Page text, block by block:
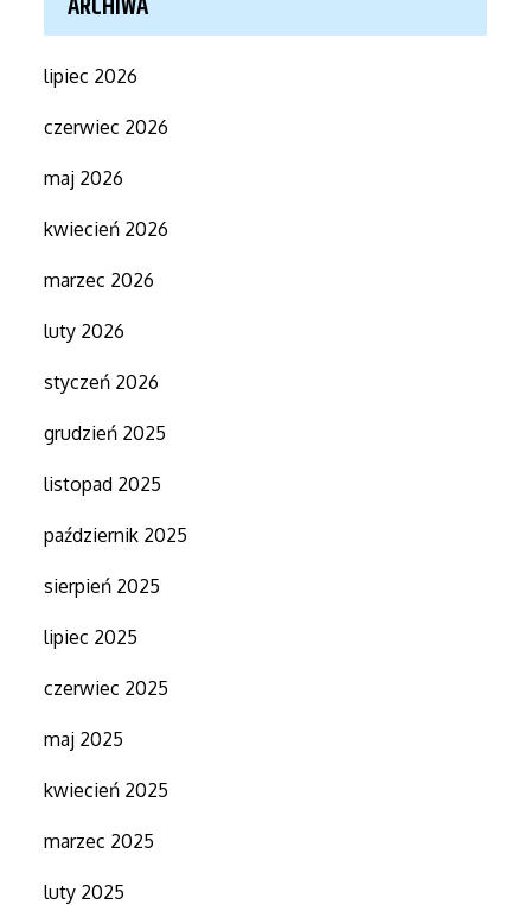
lipiec 2026
czerwiec 2026
maj 2026
kwiecień 2026
marzec 2026
luty 2026
styczeń 2026
grudzień 2025
listopad 2025
październik 2025
sierpień 2025
lipiec 2025
czerwiec 2025
maj 2025
kwiecień 2025
marzec 2025
luty 2025